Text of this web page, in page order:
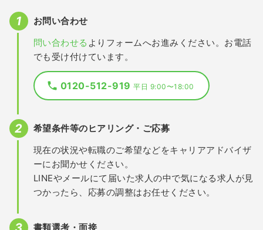
お問い合わせ
問い合わせる よりフォームへお進みください。お電話
でも受け付けています。
0120-512-919平日 9:00〜18:00
希望条件等のヒアリング・ご応募
現在の状況や転職のご希望などをキャリアアドバイザ
ーにお聞かせください。
LINEやメールにて届いた求人の中で気になる求人が見
つかったら、応募の調整はお任せください。
書類選考・面接